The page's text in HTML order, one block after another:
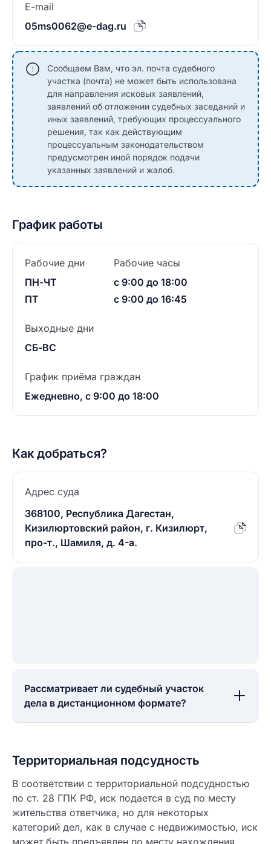
E-mail
05ms0062@e-dag.ru
Сообщаем Вам, что эл. почта судебного
участка (почта) не может быть использована
для направления исковых заявлений,
заявлений об отложении судебных заседаний и
иных заявлений, требующих процессуального
решения, так как действующим
процессуальным законодательством
предусмотрен иной порядок подачи
указанных заявлений и жалоб.
График работы
Рабочие дни
ПН-ЧТ
ПТ
Рабочие часы
с 9:00 до 18:00
с 9:00 до 16:45
Выходные дни
СБ-ВС
График приёма граждан
Ежедневно, с 9:00 до 18:00
Как добраться?
Адрес суда
368100, Республика Дагестан,
Кизилюртовский район, г. Кизилюрт,
про-т., Шамиля, д. 4-а.
Рассматривает ли судебный участок
дела в дистанционном формате?
Территориальная подсудность
В соответствии с территориальной подсудностью
по ст. 28 ГПК РФ, иск подается в суд по месту
жительства ответчика, но для некоторых
категорий дел, как в случае с недвижимостью, иск
может быть предъявлен по месту нахождения